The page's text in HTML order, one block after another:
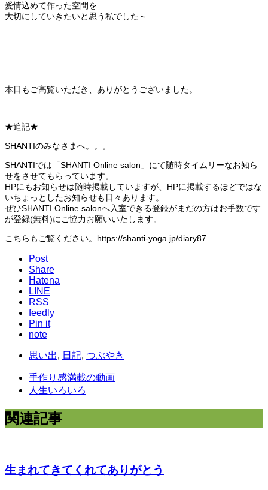
愛情込めて作った空間を
大切にしていきたいと思う私でした～
本日もご高覧いただき、ありがとうございました。
★追記★
SHANTIのみなさまへ。。。
SHANTIでは「SHANTI Online salon」にて随時タイムリーなお知ら
せをさせてもらっています。
HPにもお知らせは随時掲載していますが、HPに掲載するほどではな
いちょっとしたお知らせも日々あります。
ぜひSHANTI Online salonへ入室できる登録がまだの方はお手数です
が登録(無料)にご協力お願いいたします。
こちらもご覧ください。https://shanti-yoga.jp/diary87
Post
Share
Hatena
LINE
RSS
feedly
Pin it
note
思い出, 日記, つぶやき
手作り感満載の動画
人生いろいろ
関連記事
生まれてきてくれてありがとう